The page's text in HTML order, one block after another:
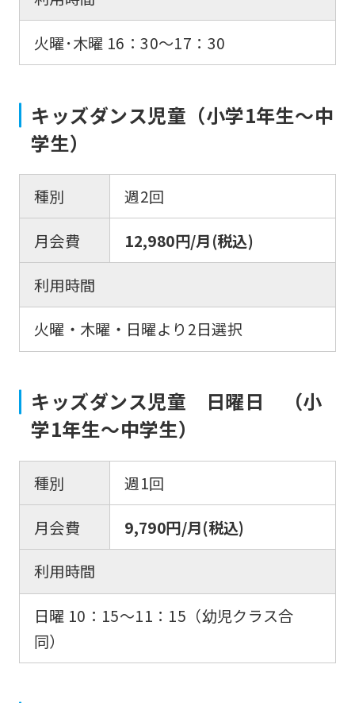
火曜･木曜 16：30〜17：30
キッズダンス児童（小学1年生〜中
学生）
種別
週2回
月会費
12,980円/月(税込)
利用時間
火曜・木曜・日曜より2日選択
キッズダンス児童 日曜日 （小
学1年生〜中学生）
種別
週1回
月会費
9,790円/月(税込)
利用時間
日曜 10：15〜11：15（幼児クラス合
同）